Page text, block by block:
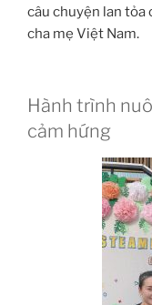
câu chuyện lan tỏa
cha mẹ Việt Nam.
Hành trình
cảm hứng